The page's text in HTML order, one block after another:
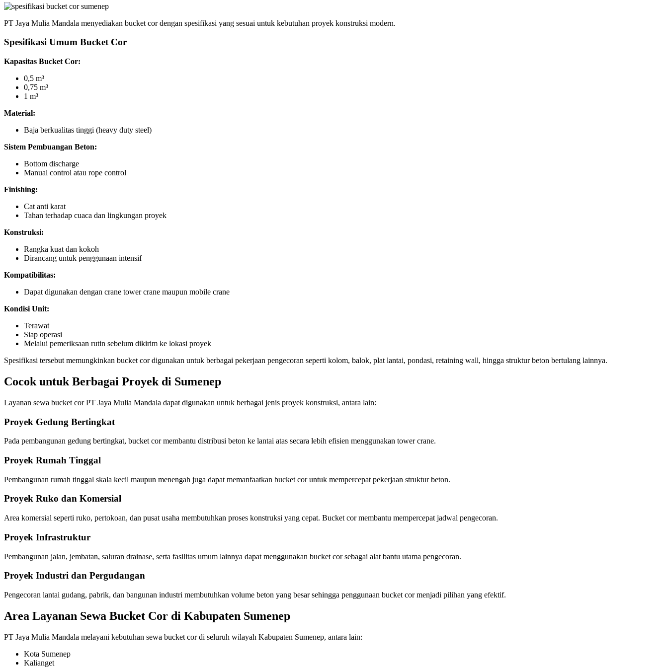
PT Jaya Mulia Mandala menyediakan bucket cor dengan spesifikasi yang sesuai untuk kebutuhan proyek konstruksi modern.
Spesifikasi Umum Bucket Cor
Kapasitas Bucket Cor:
0,5 m³
0,75 m³
1 m³
Material:
Baja berkualitas tinggi (heavy duty steel)
Sistem Pembuangan Beton:
Bottom discharge
Manual control atau rope control
Finishing:
Cat anti karat
Tahan terhadap cuaca dan lingkungan proyek
Konstruksi:
Rangka kuat dan kokoh
Dirancang untuk penggunaan intensif
Kompatibilitas:
Dapat digunakan dengan crane tower crane maupun mobile crane
Kondisi Unit:
Terawat
Siap operasi
Melalui pemeriksaan rutin sebelum dikirim ke lokasi proyek
Spesifikasi tersebut memungkinkan bucket cor digunakan untuk berbagai pekerjaan pengecoran seperti kolom, balok, plat lantai, pondasi, retaining wall, hingga struktur beton bertulang lainnya.
Cocok untuk Berbagai Proyek di Sumenep
Layanan sewa bucket cor PT Jaya Mulia Mandala dapat digunakan untuk berbagai jenis proyek konstruksi, antara lain:
Proyek Gedung Bertingkat
Pada pembangunan gedung bertingkat, bucket cor membantu distribusi beton ke lantai atas secara lebih efisien menggunakan tower crane.
Proyek Rumah Tinggal
Pembangunan rumah tinggal skala kecil maupun menengah juga dapat memanfaatkan bucket cor untuk mempercepat pekerjaan struktur beton.
Proyek Ruko dan Komersial
Area komersial seperti ruko, pertokoan, dan pusat usaha membutuhkan proses konstruksi yang cepat. Bucket cor membantu mempercepat jadwal pengecoran.
Proyek Infrastruktur
Pembangunan jalan, jembatan, saluran drainase, serta fasilitas umum lainnya dapat menggunakan bucket cor sebagai alat bantu utama pengecoran.
Proyek Industri dan Pergudangan
Pengecoran lantai gudang, pabrik, dan bangunan industri membutuhkan volume beton yang besar sehingga penggunaan bucket cor menjadi pilihan yang efektif.
Area Layanan Sewa Bucket Cor di Kabupaten Sumenep
PT Jaya Mulia Mandala melayani kebutuhan sewa bucket cor di seluruh wilayah Kabupaten Sumenep, antara lain:
Kota Sumenep
Kalianget